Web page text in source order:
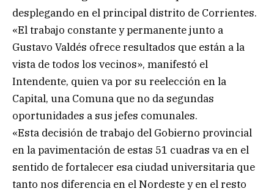
desplegando en el principal distrito de Corrientes.
«El trabajo constante y permanente junto a
Gustavo Valdés ofrece resultados que están a la
vista de todos los vecinos», manifestó el
Intendente, quien va por su reelección en la
Capital, una Comuna que no da segundas
oportunidades a sus jefes comunales.
«Esta decisión de trabajo del Gobierno provincial
en la pavimentación de estas 51 cuadras va en el
sentido de fortalecer esa ciudad universitaria que
tanto nos diferencia en el Nordeste y en el resto